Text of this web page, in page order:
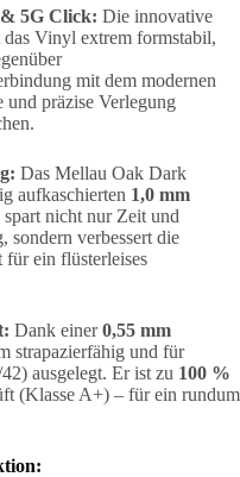
5G Click: Die innovative
das Vinyl extrem formstabil,
mit dem modernen
und präzise Verlegung
Das Mellau Oak Dark
aufkaschierten 1,0 mm
nicht nur Zeit und
sondern verbessert die
ein flüsterleises
Dank einer0,55 mm
strapazierfähig und für
ausgelegt. Er ist zu 100 %
(Klasse A+) – für ein rundum